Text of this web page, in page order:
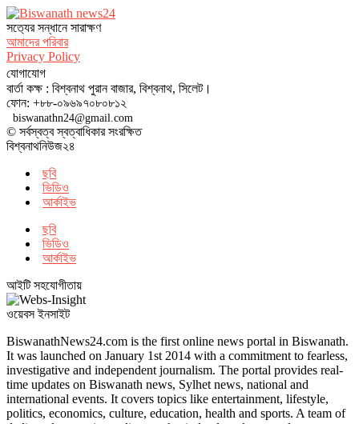
সত‌্যের সন্ধানে সারাক্ষণ
আমাদের পরিবার
Privacy Policy
যোগাযোগ
বার্তা কক্ষ : বিশ্বনাথ পুরান বাজার, বিশ্বনাথ, সিলেট।
ফোন: +৮৮-০৯৬৯৭০৮০৮১২
biswanathn24@gmail.com
© সর্বস্বত্ব স্বত্বাধিকার সংরক্ষিত
বিশ্বনাথনিউজ২৪
ছবি
ভিডিও
আর্কাইভ
ছবি
ভিডিও
আর্কাইভ
আইটি সহযোগীতায়
ওয়েবস ইনসাইট
BiswanathNews24.com is the first online news portal in Biswanath.
It was launched on January 1st 2014 with a commitment to fearless,
investigative and independent journalism. The portal provides real-
time updates on Biswanath news, Sylhet news, national and
international events. It covers topics like entertainment, lifestyle,
politics, economics, culture, education, health and sports. A team of